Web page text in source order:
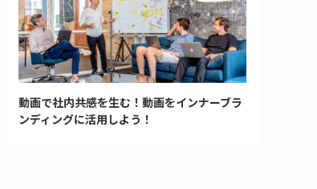
動画で社内共感を生む！動画をインナーブラ
ンディングに活用しよう！